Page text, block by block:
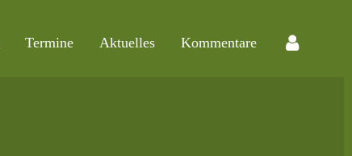
Termine Aktuelles Kommentare